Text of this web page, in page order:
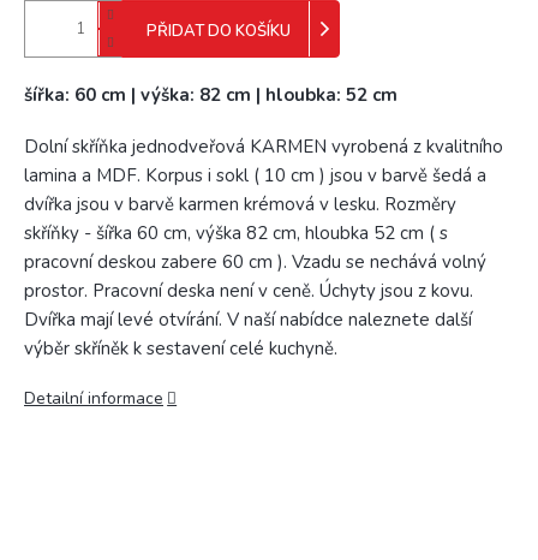
PŘIDAT DO KOŠÍKU
šířka: 60 cm | výška: 82 cm | hloubka: 52 cm
Dolní skříňka jednodveřová KARMEN vyrobená z kvalitního
lamina a MDF. Korpus i sokl ( 10 cm ) jsou v barvě šedá a
dvířka jsou v barvě karmen krémová v lesku. Rozměry
skříňky - šířka 60 cm, výška 82 cm, hloubka 52 cm ( s
pracovní deskou zabere 60 cm ). Vzadu se nechává volný
prostor. Pracovní deska není v ceně. Úchyty jsou z kovu.
Dvířka mají levé otvírání. V naší nabídce naleznete další
výběr skříněk k sestavení celé kuchyně.
Detailní informace